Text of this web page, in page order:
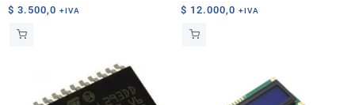
$ 3.500,0 +IVA $ 12.000,0 +IVA